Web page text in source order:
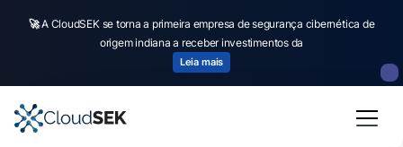
🚀A CloudSEK se torna a primeira empresa de segurança cibernética de
origem indiana a receber investimentos da
Leia mais